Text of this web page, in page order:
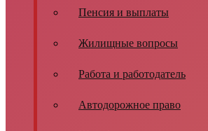
Пенсия и выплаты
Жилищные вопросы
Работа и работодатель
Автодорожное право